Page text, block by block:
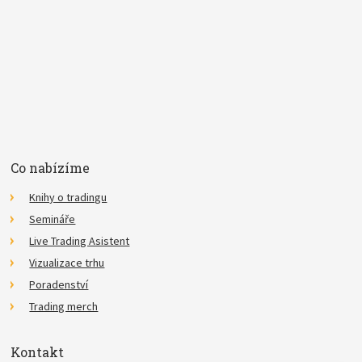
Co nabízíme
Knihy o tradingu
Semináře
Live Trading Asistent
Vizualizace trhu
Poradenství
Trading merch
Kontakt